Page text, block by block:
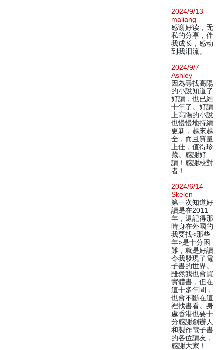
2024/9/13
maliang
感谢好读，无
私的分享，伴
我成长，感动
到我泪流。
2024/9/7
Ashley
因為尋找高陽
的小說知道了
好讀，也已經
十年了。好讀
上高陽的小說
也慢慢地持續
更新，越來越
全，而且質量
上佳，值得珍
藏。感謝好
讀！感謝校對
者！
2024/6/14
Skelen
第一次知道好
讀是在2011
年，還記得那
時身在外國的
我要找<那些
年>是十分困
難，就是好讀
令我發現了電
子書的世界。
雖然我也會買
實體書，但在
這十多年間，
也會不斷在這
裡找書看。身
處香港也要十
分感謝創辦人
和製作電子書
的各位讀友，
感謝大家！